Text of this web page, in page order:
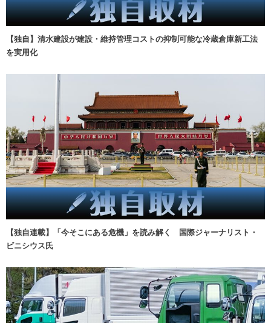
【独自】清水建設が建設・維持管理コストの抑制可能な冷蔵倉庫新工法
を実用化
【独自連載】「今そこにある危機」を読み解く 国際ジャーナリスト・
ビニシウス氏